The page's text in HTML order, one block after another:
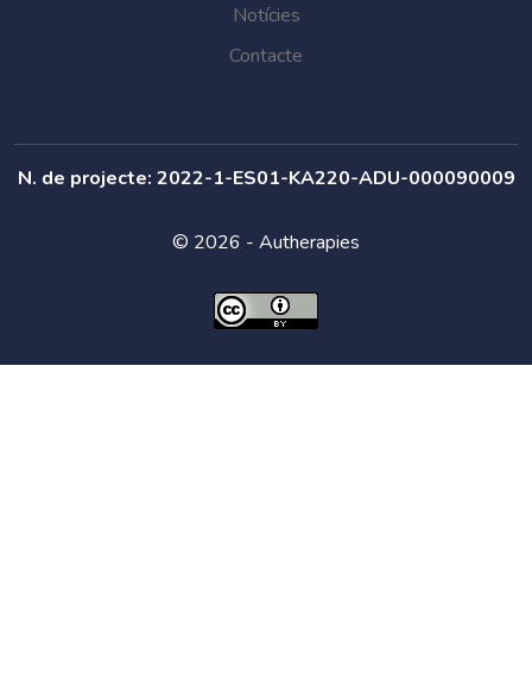
Notícies
Contacte
N. de projecte: 2022-1-ES01-KA220-ADU-000090009
© 2026 - Autherapies